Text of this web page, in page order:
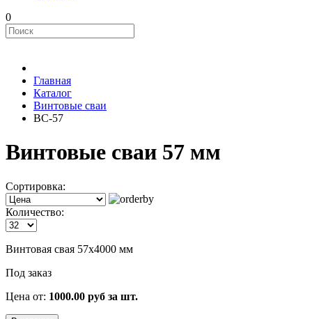
0
Главная
Каталог
Винтовые сваи
ВС-57
Винтовые сваи 57 мм
Сортировка:
Количество:
Винтовая свая 57x4000 мм
Под заказ
Цена от: 1000.00 руб за шт.